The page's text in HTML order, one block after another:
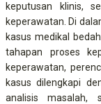
keputusan klinis,
keperawatan. Di
kasus medikal
tahapan proses
keperawatan,
kasus dilengkapi
analisis masalah,